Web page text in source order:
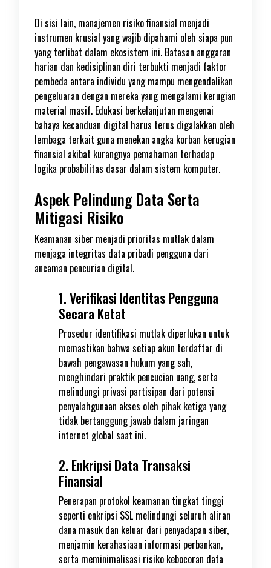
Di sisi lain, manajemen risiko finansial menjadi
instrumen krusial yang wajib dipahami oleh siapa pun
yang terlibat dalam ekosistem ini. Batasan anggaran
harian dan kedisiplinan diri terbukti menjadi faktor
pembeda antara individu yang mampu mengendalikan
pengeluaran dengan mereka yang mengalami kerugian
material masif. Edukasi berkelanjutan mengenai
bahaya kecanduan digital harus terus digalakkan oleh
lembaga terkait guna menekan angka korban kerugian
finansial akibat kurangnya pemahaman terhadap
logika probabilitas dasar dalam sistem komputer.
Aspek Pelindung Data Serta
Mitigasi Risiko
Keamanan siber menjadi prioritas mutlak dalam
menjaga integritas data pribadi pengguna dari
ancaman pencurian digital.
1. Verifikasi Identitas Pengguna
Secara Ketat
Prosedur identifikasi mutlak diperlukan untuk
memastikan bahwa setiap akun terdaftar di
bawah pengawasan hukum yang sah,
menghindari praktik pencucian uang, serta
melindungi privasi partisipan dari potensi
penyalahgunaan akses oleh pihak ketiga yang
tidak bertanggung jawab dalam jaringan
internet global saat ini.
2. Enkripsi Data Transaksi
Finansial
Penerapan protokol keamanan tingkat tinggi
seperti enkripsi SSL melindungi seluruh aliran
dana masuk dan keluar dari penyadapan siber,
menjamin kerahasiaan informasi perbankan,
serta meminimalisasi risiko kebocoran data